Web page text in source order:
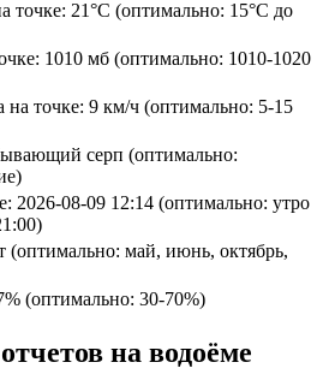
точке: 21°C (оптимально: 15°C до
1010 мб (оптимально: 1010-1020
на точке: 9 км/ч (оптимально: 5-15
серп (оптимально:
2026-08-09 12:14 (оптимально: утро
(оптимально: май, июнь, октябрь,
(оптимально: 30-70%)
на водоёме